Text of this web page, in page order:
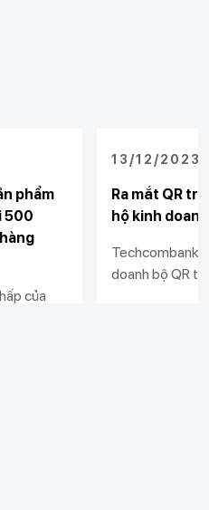
phẩm
500
của
13/12/2023
Ra mắt QR
hộ kinh doanh
Techcombank
doanh bộ QR